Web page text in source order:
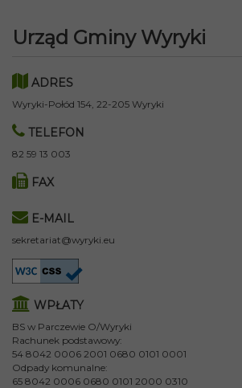
Urząd Gminy Wyryki
ADRES
Wyryki-Połód 154, 22-205 Wyryki
TELEFON
82 59 13 003
FAX
E-MAIL
sekretariat@wyryki.eu
WPŁATY
BS w Parczewie O/Wyryki
Rachunek podstawowy:
54 8042 0006 2001 0680 0101 0001
Odpady komunalne:
65 8042 0006 0680 0101 2000 0310